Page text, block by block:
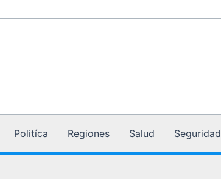
Politíca Regiones Salud Seguridad